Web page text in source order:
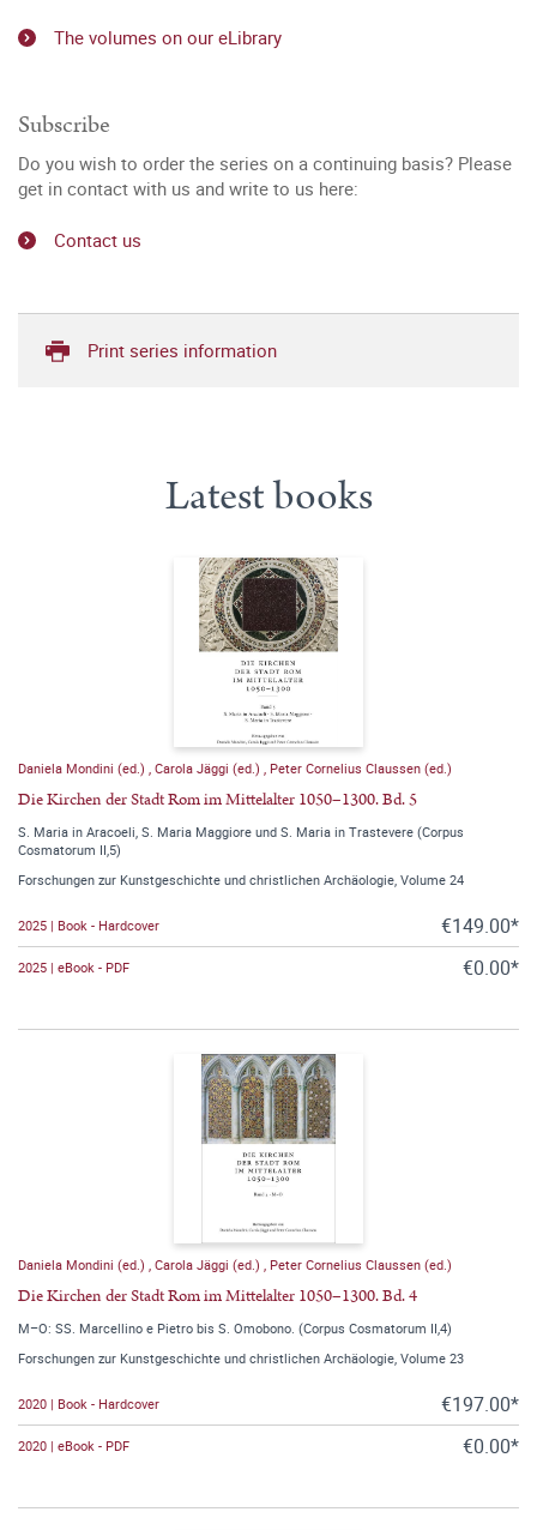
The volumes on our eLibrary
Subscribe
Do you wish to order the series on a continuing basis? Please
get in contact with us and write to us here:
Contact us
Print series information
Latest books
Daniela Mondini (ed.) Carola Jäggi (ed.) Peter Cornelius Claussen (ed.)
Die Kirchen der Stadt Rom im Mittelalter 1050–1300. Bd. 5
S. Maria in Aracoeli, S. Maria Maggiore und S. Maria in Trastevere (Corpus
Cosmatorum II,5)
Forschungen zur Kunstgeschichte und christlichen Archäologie, Volume 24
2025 | Book - Hardcover €149.00*
2025 | eBook - PDF €0.00*
Daniela Mondini (ed.) Carola Jäggi (ed.) Peter Cornelius Claussen (ed.)
Die Kirchen der Stadt Rom im Mittelalter 1050–1300. Bd. 4
M–O: SS. Marcellino e Pietro bis S. Omobono. (Corpus Cosmatorum II,4)
Forschungen zur Kunstgeschichte und christlichen Archäologie, Volume 23
2020 | Book - Hardcover €197.00*
2020 | eBook - PDF €0.00*